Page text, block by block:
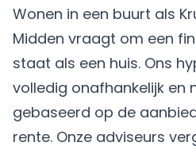
Wonen in een buurt als
Midden vraagt om een
staat als een huis. Ons
volledig onafhankelijk en
gebaseerd op de
rente. Onze adviseurs